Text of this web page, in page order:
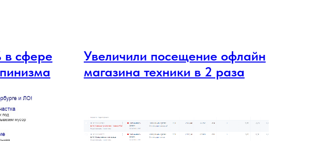
Линейка косметической продукции
Смотреть кейс
в сфере
Увеличили посещение офлайн
магазина техники в 2 раза